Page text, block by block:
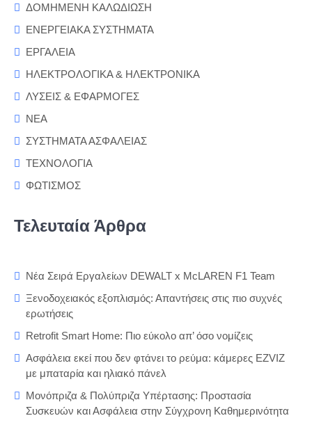
ΔΟΜΗΜΕΝΗ ΚΑΛΩΔΙΩΣΗ
ΕΝΕΡΓΕΙΑΚΑ ΣΥΣΤΗΜΑΤΑ
ΕΡΓΑΛΕΙΑ
ΗΛΕΚΤΡΟΛΟΓΙΚΑ & ΗΛΕΚΤΡΟΝΙΚΑ
ΛΥΣΕΙΣ & ΕΦΑΡΜΟΓΕΣ
ΝΕΑ
ΣΥΣΤΗΜΑΤΑ ΑΣΦΑΛΕΙΑΣ
ΤΕΧΝΟΛΟΓΙΑ
ΦΩΤΙΣΜΟΣ
Τελευταία Άρθρα
Νέα Σειρά Εργαλείων DEWALT x McLAREN F1 Team
Ξενοδοχειακός εξοπλισμός: Απαντήσεις στις πιο συχνές
ερωτήσεις
Retrofit Smart Home: Πιο εύκολο απ’ όσο νομίζεις
Ασφάλεια εκεί που δεν φτάνει το ρεύμα: κάμερες EZVIZ
με μπαταρία και ηλιακό πάνελ
Μονόπριζα & Πολύπριζα Υπέρτασης: Προστασία
Συσκευών και Ασφάλεια στην Σύγχρονη Καθημερινότητα